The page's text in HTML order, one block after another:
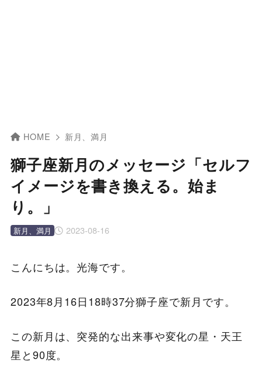
HOME 新月、満月
獅子座新月のメッセージ「セルフ
イメージを書き換える。始ま
り。」
2023-08-16
新月、満月
こんにちは。光海です。
2023年8月16日18時37分獅子座で新月です。
この新月は、突発的な出来事や変化の星・天王
星と90度。